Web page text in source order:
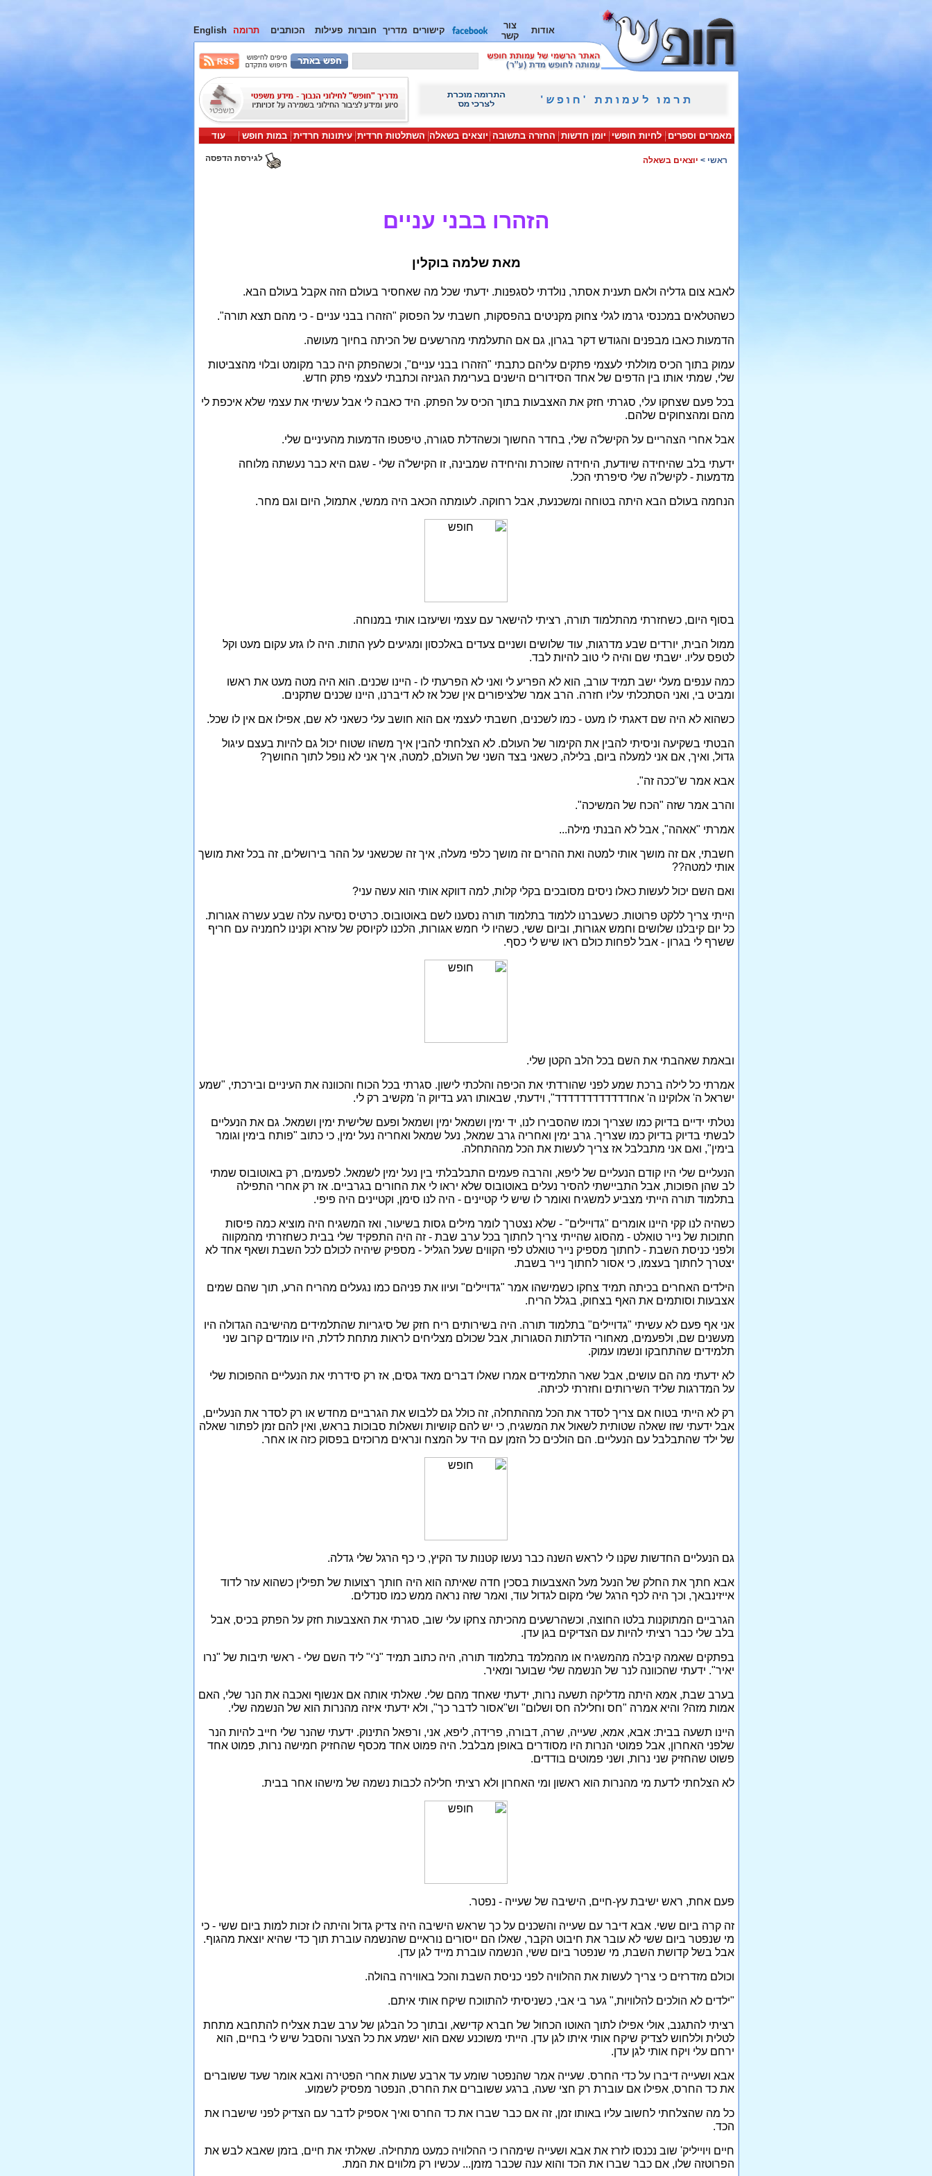
אודות
צור
קשר
קישורים מדריך חוברות פעילות הכותבים תרומה English
מאמרים וספרים לחיות חופשי יומן חדשות החזרה בתשובה יוצאים בשאלה השתלטות חרדית עיתונות חרדית במות חופש עוד
ראשי > יוצאים בשאלה לגירסת הדפסה
הזהרו בבני עניים
מאת שלמה בוקלין
לאבא צום גדליה ולאם תענית אסתר, נולדתי לסגפנות. ידעתי שכל מה שאחסיר בעולם הזה אקבל בעולם הבא.
כשהטלאים במכנסי גרמו לגלי צחוק מקניטים בהפסקות, חשבתי על הפסוק "הזהרו בבני עניים - כי מהם תצא תורה".
הדמעות כאבו מבפנים והגודש דקר בגרון, גם אם התעלמתי מהרשעים של הכיתה בחיוך מעושה.
עמוק בתוך הכיס מוללתי לעצמי פתקים עליהם כתבתי "הזהרו בבני עניים", וכשהפתק היה כבר מקומט ובלוי מהצביטות
שלי, שמתי אותו בין הדפים של אחד הסידורים הישנים בערימת הגניזה וכתבתי לעצמי פתק חדש.
בכל פעם שצחקו עלי, סגרתי חזק את האצבעות בתוך הכיס על הפתק. היד כאבה לי אבל עשיתי את עצמי שלא איכפת לי
מהם ומהצחוקים שלהם.
אבל אחרי הצהריים על הקישל'ה שלי, בחדר החשוך וכשהדלת סגורה, טיפטפו הדמעות מהעיניים שלי.
ידעתי בלב שהיחידה שיודעת, היחידה שזוכרת והיחידה שמבינה, זו הקישל'ה שלי - שגם היא כבר נעשתה מלוחה
מדמעות - לקישל'ה שלי סיפרתי הכל.
הנחמה בעולם הבא היתה בטוחה ומשכנעת, אבל רחוקה. לעומתה הכאב היה ממשי, אתמול, היום וגם מחר.
בסוף היום, כשחזרתי מהתלמוד תורה, רציתי להישאר עם עצמי ושיעזבו אותי במנוחה.
ממול הבית, יורדים שבע מדרגות, עוד שלושים ושניים צעדים באלכסון ומגיעים לעץ התות. היה לו גזע עקום מעט וקל
לטפס עליו. ישבתי שם והיה לי טוב להיות לבד.
כמה ענפים מעלי ישב תמיד עורב, הוא לא הפריע לי ואני לא הפרעתי לו - היינו שכנים. הוא היה מטה מעט את ראשו
ומביט בי, ואני הסתכלתי עליו חזרה. הרב אמר שלציפורים אין שכל אז לא דיברנו, היינו שכנים שתקנים.
כשהוא לא היה שם דאגתי לו מעט - כמו לשכנים, חשבתי לעצמי אם הוא חושב עלי כשאני לא שם, אפילו אם אין לו שכל.
הבטתי בשקיעה וניסיתי להבין את הקימור של העולם. לא הצלחתי להבין איך משהו שטוח יכול גם להיות בעצם עיגול
גדול, ואיך, אם אני למעלה ביום, בלילה, כשאני בצד השני של העולם, למטה, איך אני לא נופל לתוך החושך?
אבא אמר ש"ככה זה".
והרב אמר שזה "הכח של המשיכה".
אמרתי "אאהה", אבל לא הבנתי מילה...
חשבתי, אם זה מושך אותי למטה ואת ההרים זה מושך כלפי מעלה, איך זה שכשאני על ההר בירושלים, זה בכל זאת מושך
אותי למטה??
ואם השם יכול לעשות כאלו ניסים מסובכים בקלי קלות, למה דווקא אותי הוא עשה עני?
הייתי צריך ללקט פרוטות. כשעברנו ללמוד בתלמוד תורה נסענו לשם באוטובוס. כרטיס נסיעה עלה שבע עשרה אגורות.
כל יום קיבלנו שלושים וחמש אגורות, וביום ששי, כשהיו לי חמש אגורות, הלכנו לקיוסק של עזרא וקנינו לחמניה עם חריף
ששרף לי בגרון - אבל לפחות כולם ראו שיש לי כסף.
ובאמת שאהבתי את השם בכל הלב הקטן שלי.
אמרתי כל לילה ברכת שמע לפני שהורדתי את הכיפה והלכתי לישון. סגרתי בכל הכוח והכוונה את העיניים ובירכתי, "שמע
ישראל ה' אלוקינו ה' אחדדדדדדדדדדדד", וידעתי, שבאותו רגע בדיוק ה' מקשיב רק לי.
נטלתי ידיים בדיוק כמו שצריך וכמו שהסבירו לנו, יד ימין ושמאל ימין ושמאל ופעם שלישית ימין ושמאל. גם את הנעליים
לבשתי בדיוק בדיוק כמו שצריך. גרב ימין ואחריה גרב שמאל, נעל שמאל ואחריה נעל ימין, כי כתוב "פותח בימין וגומר
בימין", ואם אני מתבלבל אז צריך לעשות את הכל מההתחלה.
הנעליים שלי היו קודם הנעליים של ליפא, והרבה פעמים התבלבלתי בין נעל ימין לשמאל. לפעמים, רק באוטובוס שמתי
לב שהן הפוכות, אבל התביישתי להסיר נעלים באוטובוס שלא יראו לי את החורים בגרביים. אז רק אחרי התפילה
בתלמוד תורה הייתי מצביע למשגיח ואומר לו שיש לי קטיינים - היה לנו סימן, וקטיינים היה פיפי.
כשהיה לנו קקי היינו אומרים "גדויילים" - שלא נצטרך לומר מילים גסות בשיעור, ואז המשגיח היה מוציא כמה פיסות
חתוכות של נייר טואלט - מהסוג שהייתי צריך לחתוך בכל ערב שבת - זה היה התפקיד שלי בבית כשחזרתי מהמקווה
ולפני כניסת השבת - לחתוך מספיק נייר טואלט לפי הקווים שעל הגליל - מספיק שיהיה לכולם לכל השבת ושאף אחד לא
יצטרך לחתוך בעצמו, כי אסור לחתוך נייר בשבת.
הילדים האחרים בכיתה תמיד צחקו כשמישהו אמר "גדויילים" ועיוו את פניהם כמו נגעלים מהריח הרע, תוך שהם שמים
אצבעות וסותמים את האף בצחוק, בגלל הריח.
אני אף פעם לא עשיתי "גדויילים" בתלמוד תורה. היה בשירותים ריח חזק של סיגריות שהתלמידים מהישיבה הגדולה היו
מעשנים שם, ולפעמים, מאחורי הדלתות הסגורות, אבל שכולם מצליחים לראות מתחת לדלת, היו עומדים קרוב שני
תלמידים שהתחבקו ונשמו עמוק.
לא ידעתי מה הם עושים, אבל שאר התלמידים אמרו שאלו דברים מאד גסים, אז רק סידרתי את הנעליים ההפוכות שלי
על המדרגות שליד השירותים וחזרתי לכיתה.
רק לא הייתי בטוח אם צריך לסדר את הכל מההתחלה, זה כולל גם ללבוש את הגרביים מחדש או רק לסדר את הנעליים,
אבל ידעתי שזו שאלה שטותית לשאול את המשגיח, כי יש להם קושיות ושאלות סבוכות בראש, ואין להם זמן לפתור שאלה
של ילד שהתבלבל עם הנעליים. הם הולכים כל הזמן עם היד על המצח ונראים מרוכזים בפסוק כזה או אחר.
גם הנעליים החדשות שקנו לי לראש השנה כבר נעשו קטנות עד הקיץ, כי כף הרגל שלי גדלה.
אבא חתך את החלק של הנעל מעל האצבעות בסכין חדה שאיתה הוא היה חותך רצועות של תפילין כשהוא עזר לדוד
אייזינבאך, וכך היה לכף הרגל שלי מקום לגדול עוד, ואמר שזה נראה ממש כמו סנדלים.
הגרביים המתוקנות בלטו החוצה, וכשהרשעים מהכיתה צחקו עלי שוב, סגרתי את האצבעות חזק על הפתק בכיס, אבל
בלב שלי כבר רציתי להיות עם הצדיקים בגן עדן.
בפתקים שאמה קיבלה מהמשגיח או מהמלמד בתלמוד תורה, היה כתוב תמיד "נ'י" ליד השם שלי - ראשי תיבות של "נרו
יאיר". ידעתי שהכוונה לנר של הנשמה שלי שבוער ומאיר.
בערב שבת, אמא היתה מדליקה תשעה נרות, ידעתי שאחד מהם שלי. שאלתי אותה אם אנשוף ואכבה את הנר שלי, האם
אמות מזה? והיא אמרה "חס וחלילה חס ושלום" וש"אסור לדבר כך", ולא ידעתי איזה מהנרות הוא של הנשמה שלי.
היינו תשעה בבית: אבא, אמא, שעייה, שרה, דבורה, פרידה, ליפא, אני, ורפאל התינוק. ידעתי שהנר שלי חייב להיות הנר
שלפני האחרון, אבל פמוטי הנרות היו מסודרים באופן מבלבל. היה פמוט אחד מכסף שהחזיק חמישה נרות, פמוט אחד
פשוט שהחזיק שני נרות, ושני פמוטים בודדים.
לא הצלחתי לדעת מי מהנרות הוא ראשון ומי האחרון ולא רציתי חלילה לכבות נשמה של מישהו אחר בבית.
פעם אחת, ראש ישיבת עץ-חיים, הישיבה של שעייה - נפטר.
זה קרה ביום ששי. אבא דיבר עם שעייה והשכנים על כך שראש הישיבה היה צדיק גדול והיתה לו זכות למות ביום ששי - כי
מי שנפטר ביום ששי לא עובר את חיבוט הקבר, שאלו הם ייסורים נוראיים שהנשמה עוברת תוך כדי שהיא יוצאת מהגוף.
אבל בשל קדושת השבת, מי שנפטר ביום ששי, הנשמה עוברת מייד לגן עדן.
וכולם מזדרזים כי צריך לעשות את ההלוויה לפני כניסת השבת והכל באווירה בהולה.
"ילדים לא הולכים להלוויות," גער בי אבי, כשניסיתי להתווכח שיקח אותי איתם.
רציתי להתגנב, אולי אפילו לתוך האוטו הכחול של חברא קדישא, ובתוך כל הבלגן של ערב שבת אצליח להתחבא מתחת
לטלית וללחוש לצדיק שיקח אותי איתו לגן עדן. הייתי משוכנע שאם הוא ישמע את כל הצער והסבל שיש לי בחיים, הוא
ירחם עלי ויקח אותי לגן עדן.
אבא ושעייה דיברו על כדי החרס. שעייה אמר שהנפטר שומע עד ארבע שעות אחרי הפטירה ואבא אומר שעד ששוברים
את כד החרס, אפילו אם עוברת רק חצי שעה, ברגע ששוברים את החרס, הנפטר מפסיק לשמוע.
כל מה שהצלחתי לחשוב עליו באותו זמן, זה אם כבר שברו את כד החרס ואיך אספיק לדבר עם הצדיק לפני שישברו את
הכד.
חיים ויוייליק' שוב נכנסו לזרז את אבא ושעייה שימהרו כי ההלוויה כמעט מתחילה. שאלתי את חיים, בזמן שאבא לבש את
הפרוטזה שלו, אם כבר שברו את הכד והוא ענה שכבר מזמן... עכשיו רק מלווים את המת.